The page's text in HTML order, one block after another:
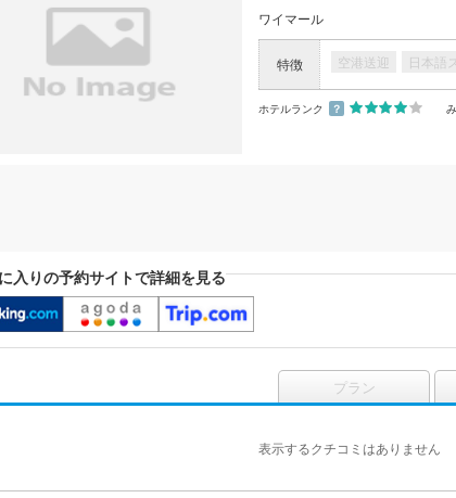
ワイマール
特徴 空港送迎 日本語
ホテルランク ？
入りの予約サイトで詳細を見る
プラン
表示するクチコミはありません